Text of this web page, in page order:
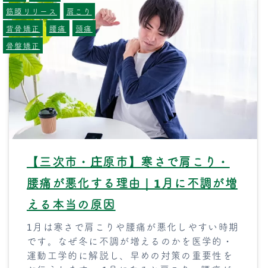
【三次市・庄原市】寒さで肩こり・
腰痛が悪化する理由｜1月に不調が増
える本当の原因
1月は寒さで肩こりや腰痛が悪化しやすい時期
です。なぜ冬に不調が増えるのかを医学的・
運動工学的に解説し、早めの対策の重要性を
筋膜リリース
肩こり
背骨矯正
腰痛
頭痛
骨盤矯正